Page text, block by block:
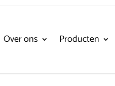
Over ons Producten